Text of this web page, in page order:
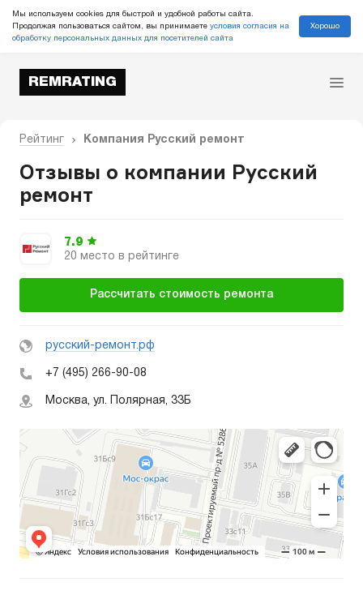
Мы используем cookies для быстрой и удобной работы сайта.
Продолжая пользоваться сайтом, вы принимаете условия согласия на
обработку персональных данных для посетителей сайта
Хорошо
REMRATING
Рейтинг Компания Русский ремонт
Отзывы о компании Русский
ремонт
7.9
20 место в рейтинге
Рассчитать стоимость ремонта
русский-ремонт.рф
+7 (495) 266-90-08
Москва, ул. Полярная, 33Б